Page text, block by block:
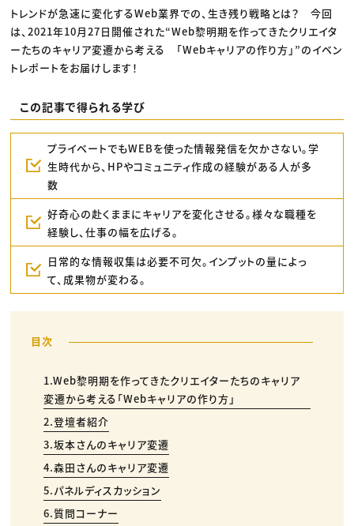
クリエイターインタビュー
C＆R Magazine
ニュース・トレンド トップ
Web
映像
ゲーム・エンタメ
広告
プロフェッショナル×つながる×メディア
トレンドが急速に変化するWeb業界での、生き残り戦略とは？ 今回
は、2021年10月27日開催された“Web黎明期を作ってきたクリエイタ
ーたちのキャリア変遷から考える 「Webキャリアの作り方」”のイベン
トレポートをお届けします！
この記事で得られる学び
プライベートでもWEBを使った情報発信を欠かさない。学
生時代から、HPやコミュニティ作成の経験がある人が多
数
好奇心の赴くままにキャリアを変化させる。様々な職種を
経験し、仕事の幅を広げる。
日常的な情報収集は必要不可欠。インプットの量によっ
て、成果物が変わる。
1.Web黎明期を作ってきたクリエイターたちのキャリア
変遷から考える「Webキャリアの作り方」
2.登壇者紹介
3.坂本さんのキャリア変遷
4.森田さんのキャリア変遷
5.パネルディスカッション
6.質問コーナー